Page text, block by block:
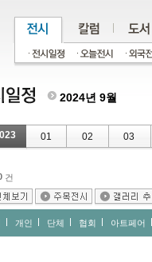
2024년 9월
01 02 03
건
개인 단체 협회 아트페어